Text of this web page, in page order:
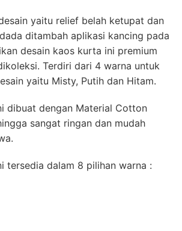
yaitu relief belah ketupat dan
ditambah aplikasi kancing pada
desain kaos kurta ini premium
Terdiri dari 4 warna untuk
yaitu Misty, Putih dan Hitam.
dibuat dengan Material Cotton
sangat ringan dan mudah
tersedia dalam 8 pilihan warna :